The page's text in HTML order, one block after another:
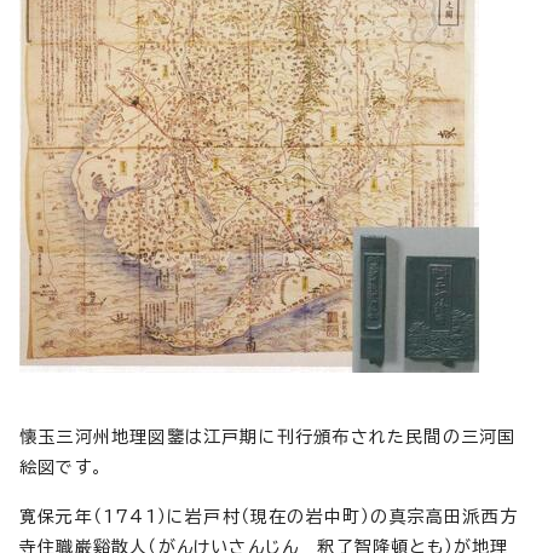
懐玉三河州地理図鑒は江戸期に刊行頒布された民間の三河国
絵図です。
寛保元年（1741）に岩戸村（現在の岩中町）の真宗高田派西方
寺住職巌谿散人（がんけいさんじん 釈了智隆頓とも）が地理